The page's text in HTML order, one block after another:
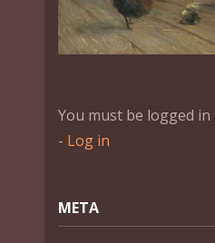
You must be logged
- Log in
МЕТА